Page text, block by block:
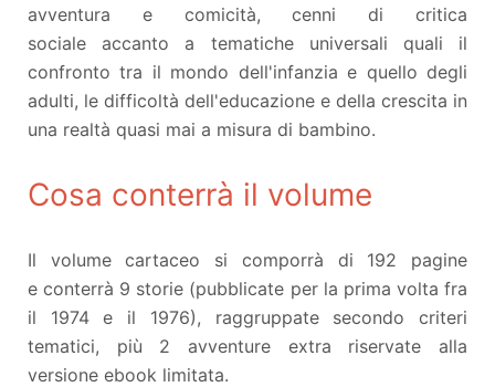
avventura e comicità, cenni di critica
sociale accanto a tematiche universali quali il
confronto tra il mondo dell'infanzia e quello degli
adulti, le difficoltà dell'educazione e della crescita in
una realtà quasi mai a misura di bambino.
Cosa conterrà il volume
Il volume cartaceo si comporrà di 192 pagine
e conterrà 9 storie (pubblicate per la prima volta fra
il 1974 e il 1976), raggruppate secondo criteri
tematici, più 2 avventure extra riservate alla
versione ebook limitata.